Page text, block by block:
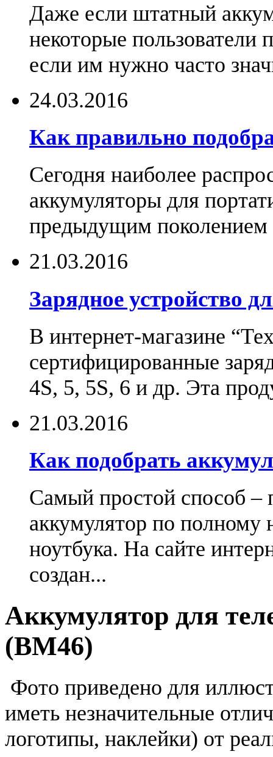
Даже если штатный
некоторые пользователи
если им нужно часто
24.03.2016
Как правильно
Сегодня наиболее
аккумуляторы для
предыдущим поколением
21.03.2016
Зарядное устройство
В интернет-магазине
сертифицированные
4S, 5, 5S, 6 и др. Эта
21.03.2016
Как подобрать
Самый простой способ –
аккумулятор по
ноутбука. На сайте
создан...
Аккумулятор для
(BM46)
Фото приведено для
иметь незначительные
логотипы, наклейки) от